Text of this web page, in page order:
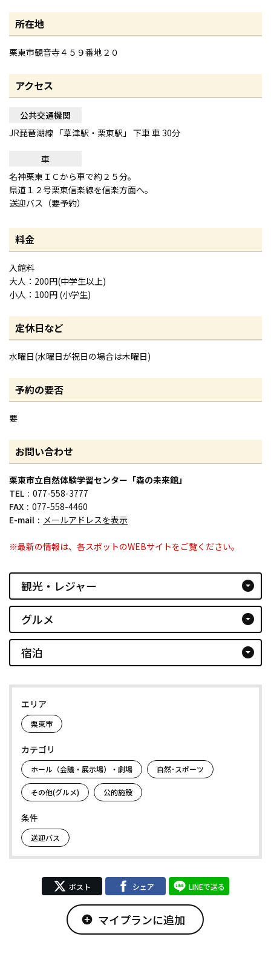
所在地
栗東市観音寺４５９番地２０
アクセス
公共交通機関
JR琵琶湖線 「草津駅・栗東駅」 下車 車 30分
車
名神栗東ＩＣから車で約２５分。
県道１２号栗東信楽線を信楽方面へ。
送迎バス（要予約）
料金
入館料
大人：200円(中学生以上)
小人：100円 (小学生)
定休日など
水曜日(水曜日が祝日の場合は木曜日)
予約の要否
要
お問い合わせ
栗東市立自然体験学習センター「森の未来館」
TEL
077-558-3777
FAX
077-558-4460
E-mail
メールアドレスを表示
※最新の情報は、各スポットのWEBサイトをご覧ください。
観光・レジャー arrow_drop_down_circle
グルメ arrow_drop_down_circle
宿泊 arrow_drop_down_circle
エリア
栗東市
カテゴリ
ホール（会議・展示場）・劇場 自然･スポーツ
その他(グルメ) 公的施設
条件
送迎バス
ポスト シェア LINEで送る
add_circle マイプランに追加